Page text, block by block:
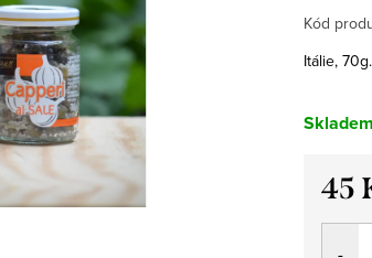
Kód
Itálie, 70g.
Skladem
45
Měrná